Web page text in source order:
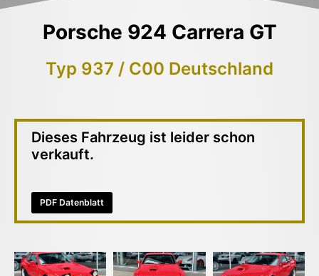
Porsche 924 Carrera GT
Typ 937 / C00 Deutschland
Dieses Fahrzeug ist leider schon
verkauft.
PDF Datenblatt